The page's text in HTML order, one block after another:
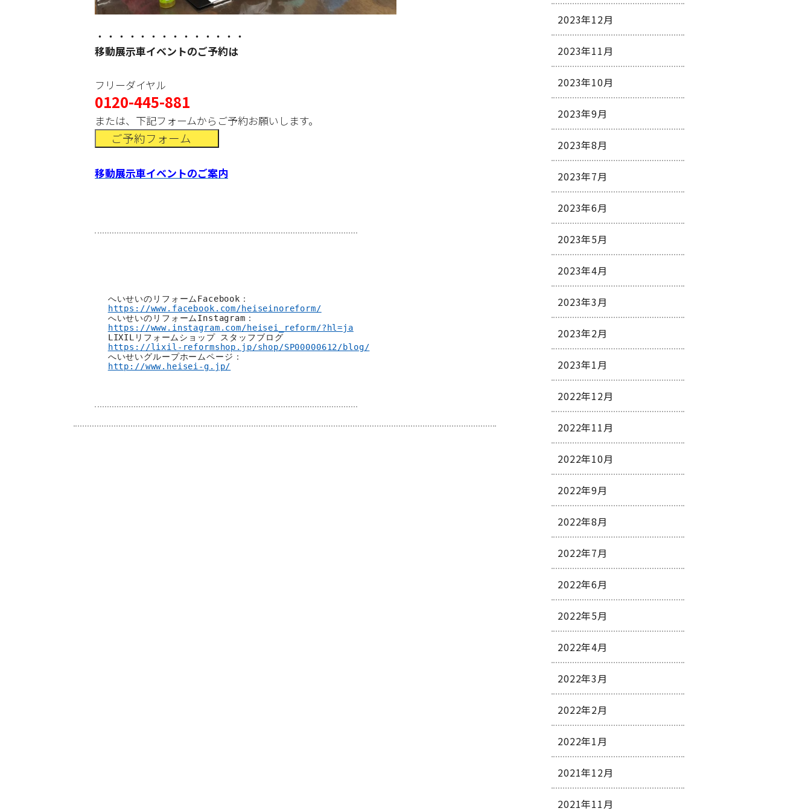
・・・・・・・・・・・・・・
移動展示車イベントのご予約は
フリーダイヤル
0120-445-881
または、下記フォームからご予約お願いします。
ご予約フォーム
移動展示車イベントのご案内
https://www.facebook.com/heiseinoreform/
https://www.instagram.com/heisei_reform/?hl=ja
https://lixil-reformshop.jp/shop/SP00000612/blog/
http://www.heisei-g.jp/
2023年12月
2023年11月
2023年10月
2023年9月
2023年8月
2023年7月
2023年6月
2023年5月
2023年4月
2023年3月
2023年2月
2023年1月
2022年12月
2022年11月
2022年10月
2022年9月
2022年8月
2022年7月
2022年6月
2022年5月
2022年4月
2022年3月
2022年2月
2022年1月
2021年12月
2021年11月